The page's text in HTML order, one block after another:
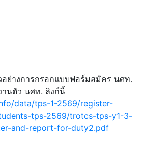
างการกรอกแบบฟอร์มสมัคร นศท.
านตัว นศท. ลิงก์นี้
data/tps-1-2569/register-
tps-2569/trotcs-tps-y1-3-
and-report-for-duty2.pdf